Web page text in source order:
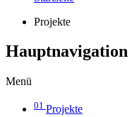
Projekte
Hauptnavigation
Menü
01 Projekte